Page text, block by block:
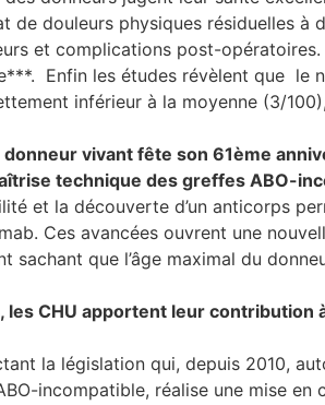
de douleurs physiques résiduelles
et complications post-
Enfin les études révèlent que le
inférieur à la moyenne (3/
donneur vivant fête son 61ème
technique des greffes ABO-
et la découverte d’un anticorps
Ces avancées ouvrent une
que l’âge maximal du
CHU apportent leur contribution
la législation qui, depuis 2010,
incompatible, réalise une mise